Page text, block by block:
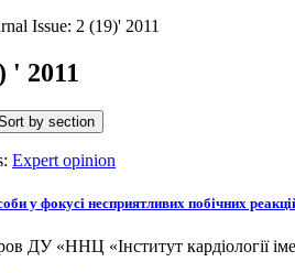
Issue: 2 (19)' 2011
' 2011
by section
Expert opinion
у фокусі несприятливих побічних
ДУ «ННЦ «Інститут кардіології